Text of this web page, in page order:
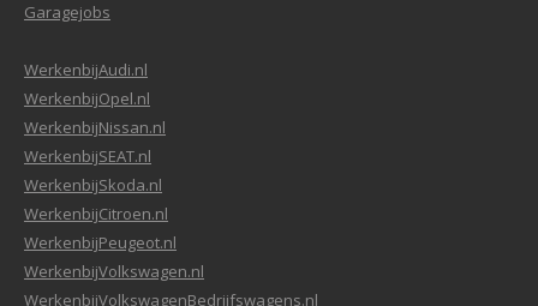
Garagejobs
WerkenbijAudi.nl
WerkenbijOpel.nl
WerkenbijNissan.nl
WerkenbijSEAT.nl
WerkenbijSkoda.nl
WerkenbijCitroen.nl
WerkenbijPeugeot.nl
WerkenbijVolkswagen.nl
WerkenbijVolkswagenBedrijfswagens.nl